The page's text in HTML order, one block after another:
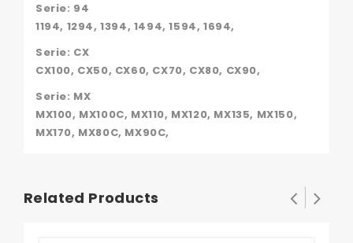
Serie: 94
1194, 1294, 1394, 1494, 1594, 1694,
Serie: CX
CX100, CX50, CX60, CX70, CX80, CX90,
Serie: MX
MX100, MX100C, MX110, MX120, MX135, MX150,
MX170, MX80C, MX90C,
Related Products